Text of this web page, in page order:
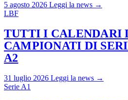
5 agosto 2026 Leggi la news →
LBF
TUTTI I CALENDARI
CAMPIONATI DI
A2
31 luglio 2026 Leggi la news →
Serie A1